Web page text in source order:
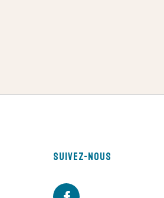
Suivez-nous